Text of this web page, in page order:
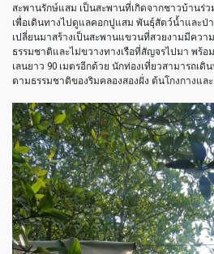
สะพานรักษ์แสม เป็นสะพานที่เกิดจากชาวบ้านร่
เพื่อเดินทางไปดูแลคอกปูแสม พันธุ์สัตว์น้ำและ
เปลี่ยนมาสร้างเป็นสะพานแขวนที่สวยงามมีควา
ธรรมชาติและไม่ขวางทางเรือที่สัญจรไปมา พร้อ
เลนยาว 90 เมตรอีกด้วย นักท่องเที่ยวสามารถเ
ตามธรรมชาติของริมคลองสองฝั่ง ต้นโกงกางแล